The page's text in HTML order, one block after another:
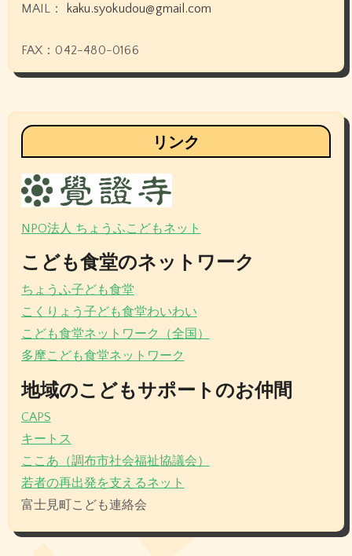
MAIL： kaku.syokudou@gmail.com
FAX：042-480-0166
リンク
NPO法人 ちょうふこどもネット
こども食堂のネットワーク
ちょうふ子ども食堂
こくりょう子ども食堂わいわい
こども食堂ネットワーク（全国）
多摩こども食堂ネットワーク
地域のこどもサポートのお仲間
CAPS
キートス
ここあ（調布市社会福祉協議会）
若者の再出発を支えるネット
富士見町こども連絡会